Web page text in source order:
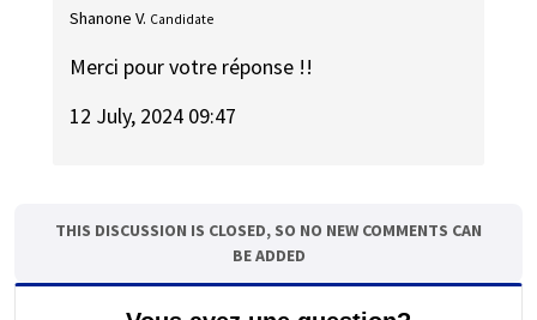
Shanone V. Candidate
Merci pour votre réponse !!
12 July, 2024 09:47
THIS DISCUSSION IS CLOSED, SO NO NEW COMMENTS CAN
BE ADDED